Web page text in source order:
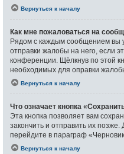
Вернуться к началу
Как мне пожаловаться на
Рядом с каждым сообщением вы
отправки жалобы на него, если
конференции. Щёлкнув по этой
необходимых для оправки
Вернуться к началу
Что означает кнопка
Эта кнопка позволяет вам
закончить и отправить их
перейдите в параграф
Вернуться к началу